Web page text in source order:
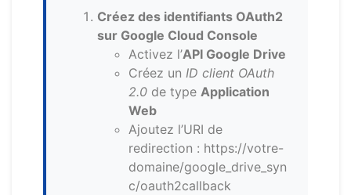
Créez des identifiants OAuth2
sur Google Cloud Console
Activez l’API Google Drive
Créez un ID client OAuth
2.0 de type Application
Web
Ajoutez l’URI de
redirection : https://votre-
domaine/google_drive_syn
c/oauth2callback